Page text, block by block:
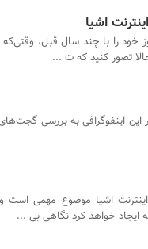
اشیا
خود را با چند سال قبل،
تصور کنید که ت ...
این اینفوگرافی به بررسی
اینترنت اشیا موضوع مهمی است
خواهد کرد نگاهی بی ...